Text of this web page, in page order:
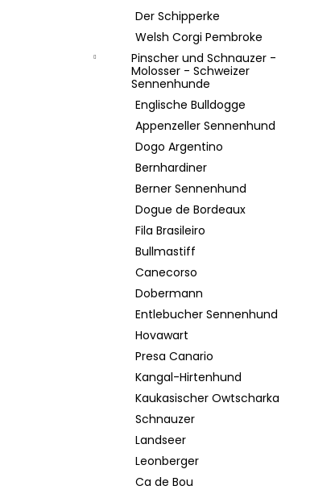
Der Schipperke
Welsh Corgi Pembroke
Pinscher und Schnauzer -
Molosser - Schweizer
Sennenhunde
Englische Bulldogge
Appenzeller Sennenhund
Dogo Argentino
Bernhardiner
Berner Sennenhund
Dogue de Bordeaux
Fila Brasileiro
Bullmastiff
Canecorso
Dobermann
Entlebucher Sennenhund
Hovawart
Presa Canario
Kangal-Hirtenhund
Kaukasischer Owtscharka
Schnauzer
Landseer
Leonberger
Ca de Bou